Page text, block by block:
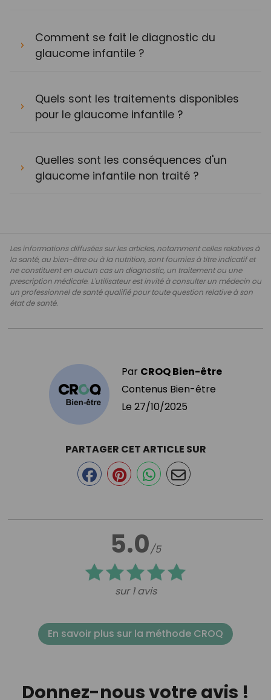
Comment se fait le diagnostic du
glaucome infantile ?
Quels sont les traitements disponibles
pour le glaucome infantile ?
Quelles sont les conséquences d'un
glaucome infantile non traité ?
Les informations diffusées sur les articles, notamment celles relatives à
la santé, au bien-être ou à la nutrition, sont fournies à titre indicatif et
ne constituent en aucun cas un diagnostic, un traitement ou une
prescription médicale. L'utilisateur est invité à consulter un médecin ou
un professionnel de santé qualifié pour toute question relative à son
état de santé.
Par CROQ Bien-être
Contenus Bien-être
Le 27/10/2025
5.0/5
sur 1 avis
PARTAGER CET ARTICLE SUR
En savoir plus sur la méthode CROQ
Donnez-nous votre avis !